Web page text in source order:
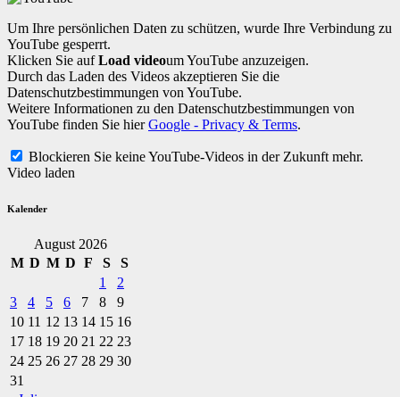
Um Ihre persönlichen Daten zu schützen, wurde Ihre Verbindung zu
YouTube gesperrt.
Klicken Sie aufLoad videoum YouTube anzuzeigen.
Durch das Laden des Videos akzeptieren Sie die
Datenschutzbestimmungen von YouTube.
Weitere Informationen zu den Datenschutzbestimmungen von
YouTube finden Sie hierGoogle - Privacy & Terms.
Blockieren Sie keine YouTube-Videos in der Zukunft mehr.
Video laden
Kalender
August 2026
M D M D F S
S
1
2
3
4 5 6 7 8
9
10 11 12 13 14 15 16
17 18 19 20 21 22 23
24 25 26 27 28 29 30
31